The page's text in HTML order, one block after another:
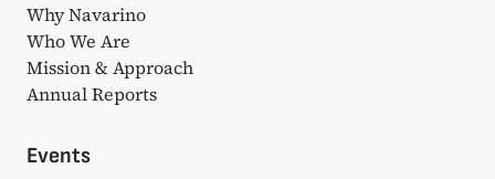
Why Navarino
Who We Are
Mission & Approach
Annual Reports
Events